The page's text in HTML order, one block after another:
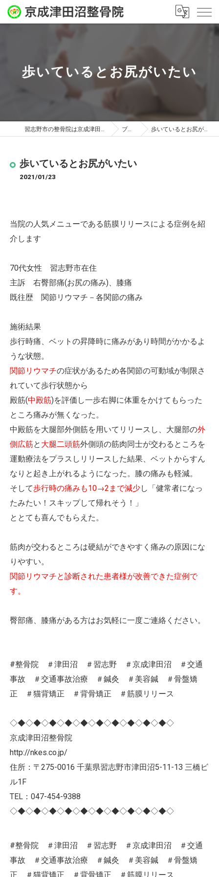
歩いているとお尻がいたい
習志野市の整骨院は京成津田沼整骨院 ブログ 歩いているとお尻がいたい
歩いているとお尻がいたい
2021/01/23
当院の人気メニューである筋膜リリースによる症例を紹
介します
70代女性 習志野市在住
主訴 右臀部痛(お尻の痛み)、膝痛
既往歴 関節リウマチ－各関節の痛み
施術結果
歩行時痛、ベットの昇降時に痛みがあり時間がかかるよ
うな状態。
関節リウマチの症状があるため各関節の可動域が制限さ
れていて歩行状態から
殿筋(中殿筋)を評価し一歩右脚に体重をかけてもらった
ところ痛みが無くなった。
中殿筋を大腿部外側筋を用いてリリースし、大腿部の外
側広筋と 大腿二頭筋外側頭の筋肉同士が交わるところを
運動療法をプラスしリリースした結果、ベットからすん
なりと起き上がれるようになった。膝の痛みも軽減。
そして歩行時の痛みも10→2まで減少し「健常者になっ
たみたい！スキップして帰れそう！」
ととても喜んでもらえた。
筋肉が交わるところは硬結ができやすく痛みの原因にな
りやすい。
関節リウマチと診断された患者様が改善できた症例で
す。
臀部痛、膝痛がある方はお気軽に一度ご連絡ください。
#整骨院 ＃津田沼 ＃習志野 ＃京成津田沼 ＃交通
事故 ＃交通事故治療 ＃鍼灸 ＃美容鍼 ＃骨盤矯
正 ＃猫背矯正 ＃背骨矯正 ＃筋膜リリース
◇◆◇◆◇◆◇◆◇◆◇◆◇◆◇◆◇◆◇◆◇
京成津田沼整骨院
http://nkes.co.jp/
住所：〒275-0016 千葉県習志野市津田沼5-11-13 三橋ビ
ル1F
TEL：047-454-9388
◇◆◇◆◇◆◇◆◇◆◇◆◇◆◇◆◇◆◇◆◇
#整骨院 ＃津田沼 ＃習志野 ＃京成津田沼 ＃交通
事故 ＃交通事故治療 ＃鍼灸 ＃美容鍼 ＃骨盤矯
正 ＃猫背矯正 ＃背骨矯正 ＃筋膜リリース